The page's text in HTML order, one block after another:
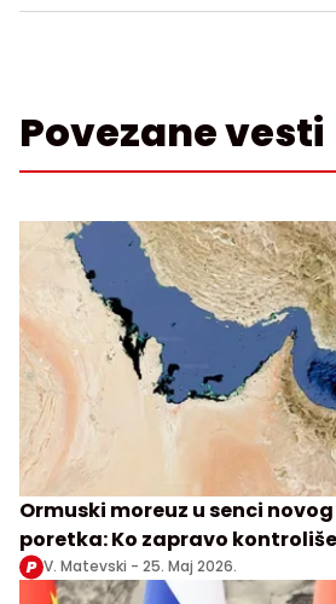
Povezane vesti
Ormuski moreuz u senci
poretka: Ko zapravo
V. Matevski - 25. Maj 2026.